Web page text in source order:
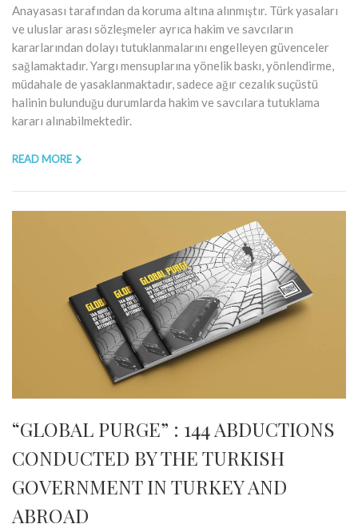
Anayasası tarafından da koruma altına alınmıştır. Türk yasaları
ve uluslar arası sözleşmeler ayrıca hakim ve savcıların
kararlarından dolayı tutuklanmalarını engelleyen güvenceler
sağlamaktadır. Yargı mensuplarına yönelik baskı, yönlendirme,
müdahale de yasaklanmaktadır, sadece ağır cezalık suçüstü
halinin bulunduğu durumlarda hakim ve savcılara tutuklama
kararı alınabilmektedir.
READ MORE
“GLOBAL PURGE” : 144 ABDUCTIONS
CONDUCTED BY THE TURKISH
GOVERNMENT IN TURKEY AND
ABROAD